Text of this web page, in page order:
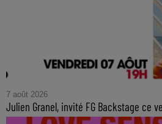
7 août 2026
Julien Granel, invité FG Backstage ce